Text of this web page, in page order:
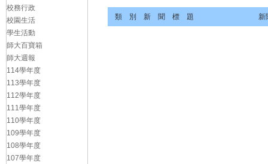
類 別 新 聞 標 題 新
校務行政
校園生活
學生活動
師大百寶箱
師大週報
114學年度
113學年度
112學年度
111學年度
110學年度
109學年度
108學年度
107學年度